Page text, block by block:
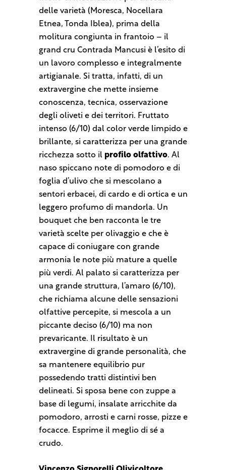
delle varietà (Moresca, Nocellara
Etnea, Tonda Iblea), prima della
molitura congiunta in frantoio – il
grand cru Contrada Mancusi è l’esito di
un lavoro complesso e integralmente
artigianale. Si tratta, infatti, di un
extravergine che mette insieme
conoscenza, tecnica, osservazione
degli oliveti e dei territori. Fruttato
intenso (6/10) dal color verde limpido e
brillante, si caratterizza per una grande
ricchezza sotto il profilo olfattivo. Al
naso spiccano note di pomodoro e di
foglia d’ulivo che si mescolano a
sentori erbacei, di cardo e di ortica e un
leggero profumo di mandorla. Un
bouquet che ben racconta le tre
varietà scelte per olivaggio e che è
capace di coniugare con grande
armonia le note più mature a quelle
più verdi. Al palato si caratterizza per
una grande struttura, l’amaro (6/10),
che richiama alcune delle sensazioni
olfattive percepite, si mescola a un
piccante deciso (6/10) ma non
prevaricante. Il risultato è un
extravergine di grande personalità, che
sa mantenere equilibrio pur
possedendo tratti distintivi ben
delineati. Si sposa bene con zuppe a
base di legumi, insalate arricchite da
pomodoro, arrosti e carni rosse, pizze e
focacce. Esprime il meglio di sé a
crudo.